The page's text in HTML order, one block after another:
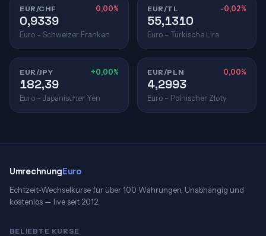
EUR/CHF 0,00%
0,9339
Euro – Schweizer Franken
EUR/TL -0,02%
55,1310
Euro – Türkische Lira
EUR/JPY +0,00%
182,39
Euro – Japanischer Yen
EUR/PLN 0,00%
4,2993
Euro – Polnischer Zloty
UmrechnungEuro
Echtzeit-Wechselkurse für über 100 Währungen. Unabhängig und
kostenlos — live seit 2012.
BELIEBTE KURSE